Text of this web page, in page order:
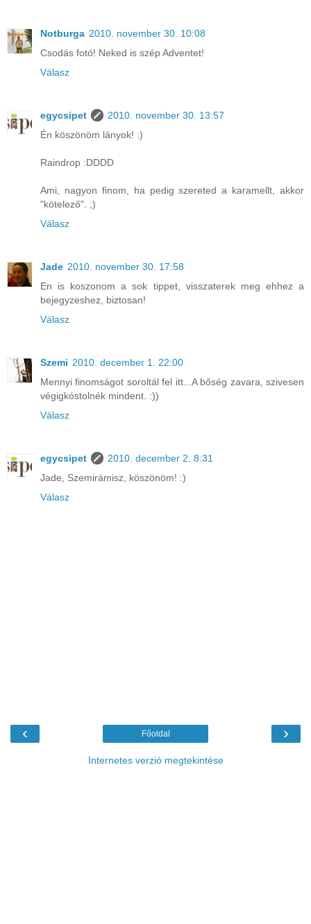
Notburga 2010. november 30. 10:08
Csodás fotó! Neked is szép Adventet!
Válasz
egycsipet
2010. november 30. 13:57
Én köszönöm lányok! :)
Raindrop :DDDD
Ami, nagyon finom, ha pedig szereted a karamellt, akkor
"kötelező". ;)
Válasz
Jade 2010. november 30. 17:58
En is koszonom a sok tippet, visszaterek meg ehhez a
bejegyzeshez, biztosan!
Válasz
Szemi 2010. december 1. 22:00
Mennyi finomságot soroltál fel itt...A bőség zavara, szivesen
végigkóstolnék mindent. :))
Válasz
egycsipet
2010. december 2. 8:31
Jade, Szemirámisz, köszönöm! :)
Válasz
‹ ›
Főoldal
Internetes verzió megtekintése